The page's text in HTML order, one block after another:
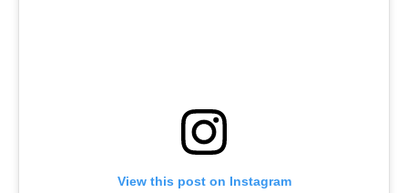
View this post on Instagram